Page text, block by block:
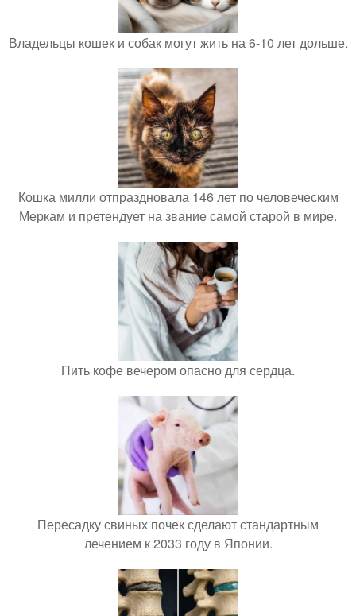
Владельцы кошек и собак могут жить на 6-10 лет дольше.
Кошка милли отпраздновала 146 лет по человеческим
Меркам и претендует на звание самой старой в мире.
Пить кофе вечером опасно для сердца.
Пересадку свиных почек сделают стандартным
лечением к 2033 году в Японии.